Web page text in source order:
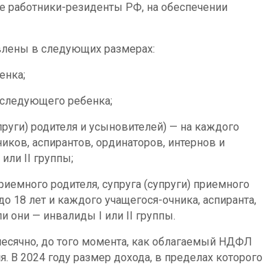
работники-резиденты РФ, на обеспечении
в следующих размерах:
ребенка;
родителя и усыновителей) — на каждого
аспирантов, ординаторов, интернов и
II группы;
родителя, супруга (супруги) приемного
18 лет и каждого учащегося-очника, аспиранта,
они — инвалиды I или II группы.
до того момента, как облагаемый НДФЛ
В 2024 году размер дохода, в пределах которого